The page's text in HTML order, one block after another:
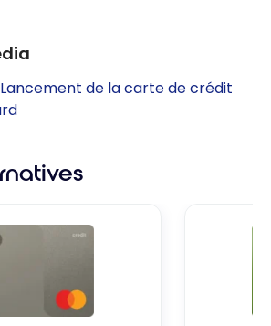
de la carte de crédit